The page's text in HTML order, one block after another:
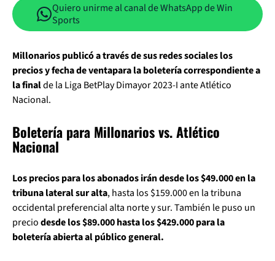
Quiero unirme al canal de WhatsApp de Win
Sports
Millonarios publicó a través de sus redes sociales los
precios y fecha de ventapara la boletería correspondiente a
la finalde la Liga BetPlay Dimayor 2023-I ante Atlético
Nacional.
Boletería para Millonarios vs. Atlético
Nacional
Los precios para los abonados irán desde los $49.000 en la
tribuna lateral sur alta, hasta los $159.000 en la tribuna
occidental preferencial alta norte y sur. También le puso un
preciodesde los $89.000 hasta los $429.000 para la
boletería abierta al público general.